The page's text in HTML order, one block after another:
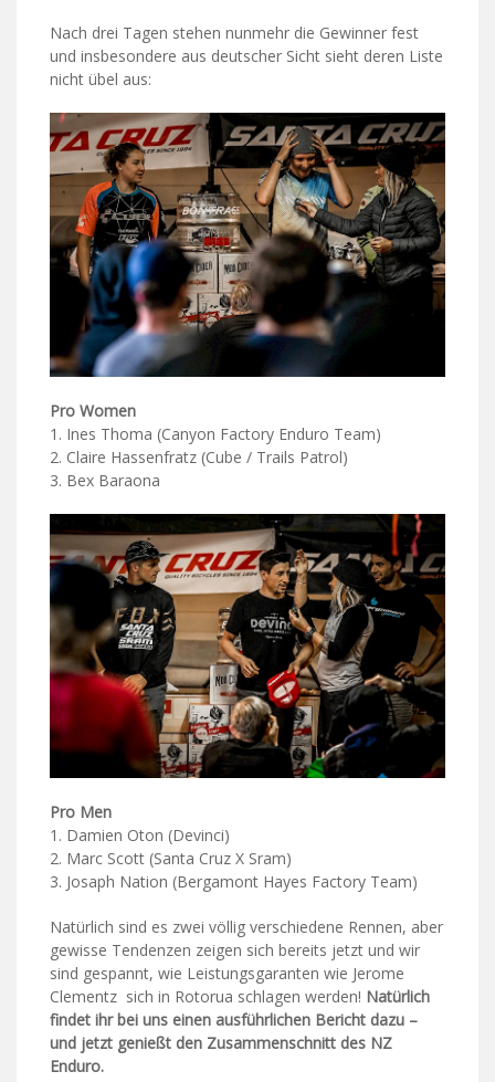
Nach drei Tagen stehen nunmehr die Gewinner fest
und insbesondere aus deutscher Sicht sieht deren Liste
nicht übel aus:
Pro Women
1. Ines Thoma (Canyon Factory Enduro Team)
2. Claire Hassenfratz (Cube / Trails Patrol)
3. Bex Baraona
Pro Men
1. Damien Oton (Devinci)
2. Marc Scott (Santa Cruz X Sram)
3. Josaph Nation (Bergamont Hayes Factory Team)
Natürlich sind es zwei völlig verschiedene Rennen, aber
gewisse Tendenzen zeigen sich bereits jetzt und wir
sind gespannt, wie Leistungsgaranten wie Jerome
Clementz sich in Rotorua schlagen werden! Natürlich
findet ihr bei uns einen ausführlichen Bericht dazu –
und jetzt genießt den Zusammenschnitt des NZ
Enduro.